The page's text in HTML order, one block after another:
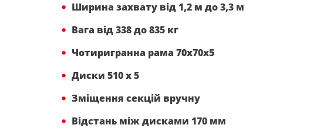
Ширина захвату від 1,2 м до 3,3 м
Вага від 338 до 835 кг
Чотиригранна рама 70x70x5
Диски 510 х 5
Зміщення секцій вручну
Відстань між дисками 170 мм